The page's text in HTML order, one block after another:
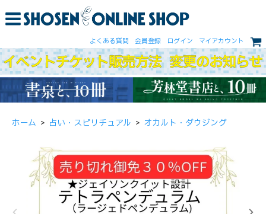
よくある質問 会員登録 ログイン マイアカウント
ホーム > 占い・スピリチュアル > オカルト・ダウジング